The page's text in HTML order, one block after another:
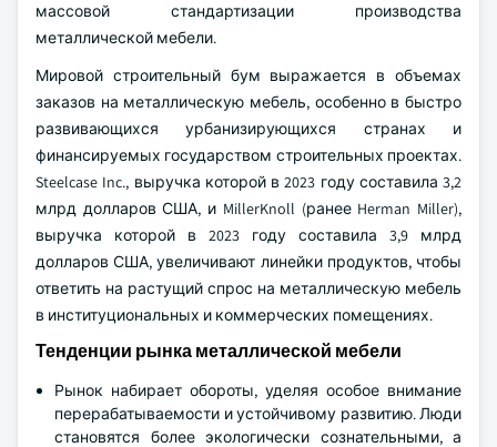
массовой стандартизации производства
металлической мебели.
Мировой строительный бум выражается в объемах
заказов на металлическую мебель, особенно в быстро
развивающихся урбанизирующихся странах и
финансируемых государством строительных проектах.
Steelcase Inc., выручка которой в 2023 году составила 3,2
млрд долларов США, и MillerKnoll (ранее Herman Miller),
выручка которой в 2023 году составила 3,9 млрд
долларов США, увеличивают линейки продуктов, чтобы
ответить на растущий спрос на металлическую мебель
в институциональных и коммерческих помещениях.
Тенденции рынка металлической мебели
Рынок набирает обороты, уделяя особое внимание
перерабатываемости и устойчивому развитию. Люди
становятся более экологически сознательными, а